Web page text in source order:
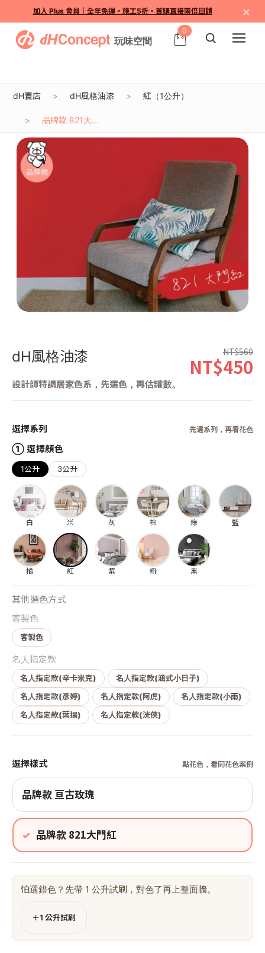
加入 Plus 會員｜全年免運・施工5折・首購直接兩倍回饋 ×
0
dH賣店 dH風格油漆 紅（1公升）
品牌款 821大...
dH風格油漆
設計師特調居家色系，先選色，再估罐數。
NT$560
NT$450
選擇系列 先選系列，再看花色
① 選擇顏色
1公升 3公升
白 米 灰 棕 綠 藍
橘 紅 紫 粉 黑
其他選色方式
客製色
客製色
名人指定款
名人指定款(辛卡米克)
名人指定款(涵式小日子)
名人指定款(彥婷)
名人指定款(阿虎)
名人指定款(小雨)
名人指定款(葉揚)
名人指定款(洸俠)
選擇樣式 點花色，看同花色案例
品牌款 亘古玫瑰
品牌款 821大門紅
怕選錯色？先帶 1 公升試刷，對色了再上整面牆。
＋1 公升試刷